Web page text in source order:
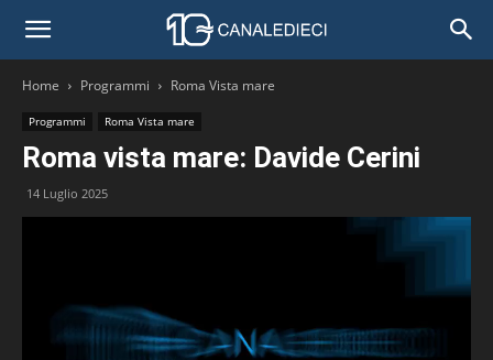
Home Programmi Roma Vista mare
Programmi Roma Vista mare
Roma vista mare: Davide Cerini
14 Luglio 2025